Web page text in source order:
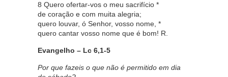
8 Quero ofertar-vos o meu sacrifício *
de coração e com muita alegria;
quero louvar, ó Senhor, vosso nome, *
quero cantar vosso nome que é bom! R.
Evangelho – Lc 6,1-5
Por que fazeis o que não é permitido em dia